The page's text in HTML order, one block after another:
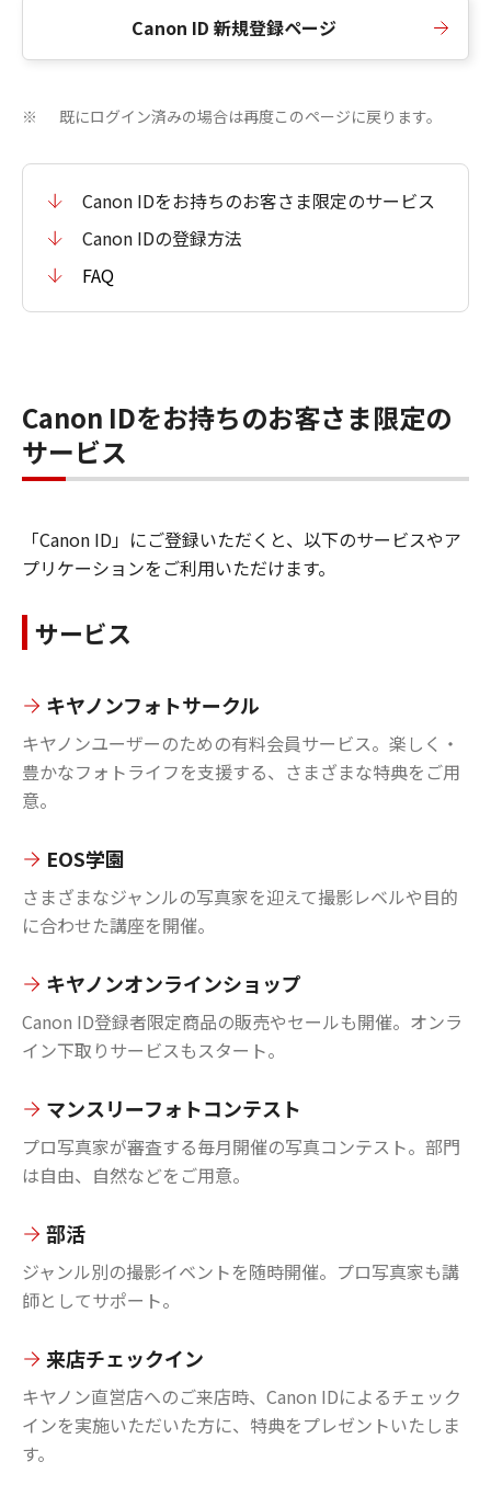
Canon ID 新規登録ページ
※ 既にログイン済みの場合は再度このページに戻ります。
Canon IDをお持ちのお客さま限定のサービス
Canon IDの登録方法
FAQ
Canon IDをお持ちのお客さま限定の
サービス
「Canon ID」にご登録いただくと、以下のサービスやア
プリケーションをご利用いただけます。
サービス
キヤノンフォトサークル
キヤノンユーザーのための有料会員サービス。楽しく・
豊かなフォトライフを支援する、さまざまな特典をご用
意。
EOS学園
さまざまなジャンルの写真家を迎えて撮影レベルや目的
に合わせた講座を開催。
キヤノンオンラインショップ
Canon ID登録者限定商品の販売やセールも開催。オンラ
イン下取りサービスもスタート。
マンスリーフォトコンテスト
プロ写真家が審査する毎月開催の写真コンテスト。部門
は自由、自然などをご用意。
部活
ジャンル別の撮影イベントを随時開催。プロ写真家も講
師としてサポート。
来店チェックイン
キヤノン直営店へのご来店時、Canon IDによるチェック
インを実施いただいた方に、特典をプレゼントいたしま
す。